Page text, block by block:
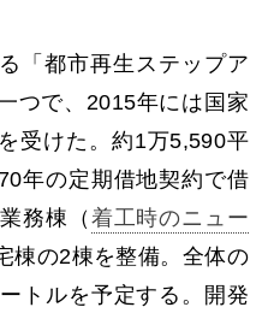
「都市再生ステップア
つで、2015年には国家
受けた。約1万5,590平
年の定期借地契約で借
務棟（ 着工時のニュー
棟の2棟を整備。全体の
トルを予定する。開発